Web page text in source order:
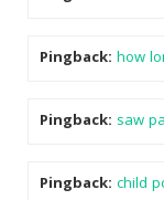
Pingback: how
Pingback: saw
Pingback: child